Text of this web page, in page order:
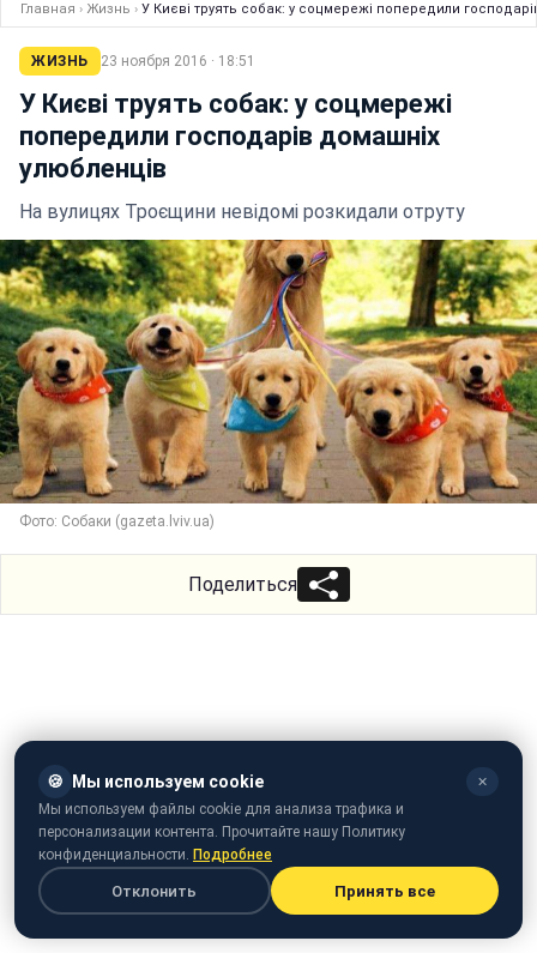
Главная › Жизнь › У Києві труять собак: у соцмережі попередили
ЖИЗНЬ 23 ноября 2016 · 18:51
У Києві труять собак: у соцмережі
попередили господарів домашніх
улюбленців
На вулицях Троєщини невідомі розкидали отруту
Фото: Собаки (gazeta.lviv.ua)
Поделиться
🍪 Мы используем cookie ✕
Мы используем файлы cookie для анализа трафика и
персонализации контента. Прочитайте нашу Политику
конфиденциальности. Подробнее
Отклонить Принять все